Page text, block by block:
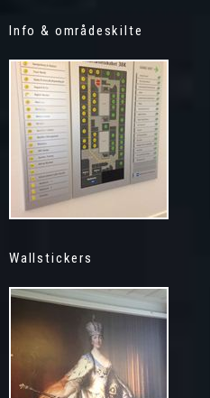
Info & områdeskilte
Wallstickers